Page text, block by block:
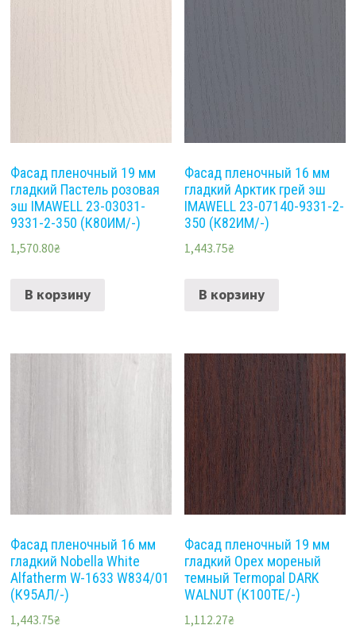
Фасад пленочный 19 мм
гладкий Пастель розовая
эш IMAWELL 23-03031-
9331-2-350 (К80ИМ/-)
1,570.80₴
В корзину
Фасад пленочный 16 мм
гладкий Арктик грей эш
IMAWELL 23-07140-9331-2-
350 (К82ИМ/-)
1,443.75₴
В корзину
Фасад пленочный 16 мм
гладкий Nobella White
Alfatherm W-1633 W834/01
(К95АЛ/-)
1,443.75₴
Фасад пленочный 19 мм
гладкий Орех мореный
темный Termopal DARK
WALNUT (К100ТЕ/-)
1,112.27₴